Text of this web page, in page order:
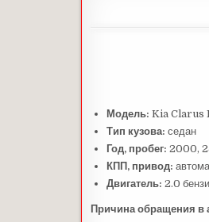
Модель: Kia Clarus
Тип кузова: седан
Год, пробег: 2000,
КПП, привод:
Двигатель: 2.0
Причина обращения в